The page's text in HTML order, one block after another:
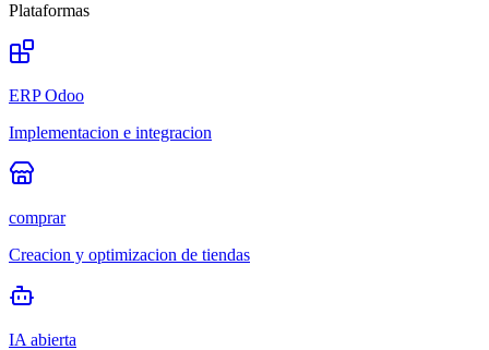
Plataformas
ERP Odoo
Implementacion e integracion
comprar
Creacion y optimizacion de tiendas
IA abierta